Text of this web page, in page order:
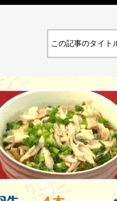
この記事のタイト